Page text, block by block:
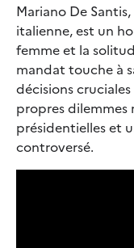
Mariano De
italienne, est un
femme et la
mandat touche à
décisions
propres dilemmes
présidentielles et
controversé.